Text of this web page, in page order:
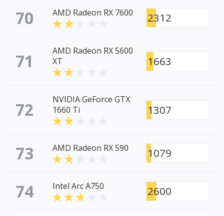
70 AMD Radeon RX 7600 2312
71
AMD Radeon RX 5600
XT
1663
72
NVIDIA GeForce GTX
1660 Ti
1307
73 AMD Radeon RX 590 1079
74 Intel Arc A750 2600